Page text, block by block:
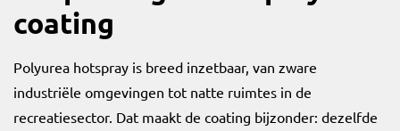
coating
Polyurea hotspray is breed inzetbaar, van zware
industriële omgevingen tot natte ruimtes in de
recreatiesector. Dat maakt de coating bijzonder: dezelfde